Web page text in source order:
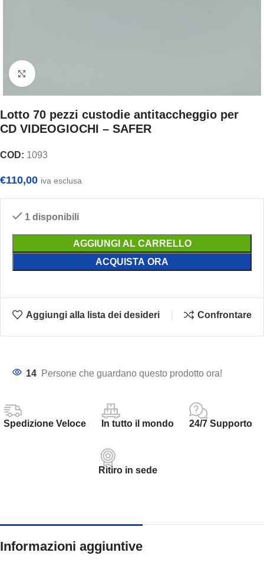
Clicca per ingrandire
Lotto 70 pezzi custodie antitaccheggio per
CD VIDEOGIOCHI – SAFER
COD: 1093
€110,00 iva esclusa
1 disponibili
AGGIUNGI AL CARRELLO
ACQUISTA ORA
Aggiungi alla lista dei desideri Confrontare
14 Persone che guardano questo prodotto ora!
Spedizione Veloce In tutto il mondo 24/7 Supporto
Ritiro in sede
Informazioni aggiuntive